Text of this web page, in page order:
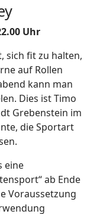
Uhr
sich fit zu halten,
auf Rollen
kann man
Dies ist Timo
Grebenstein im
die Sportart
eine
ab Ende
Voraussetzung